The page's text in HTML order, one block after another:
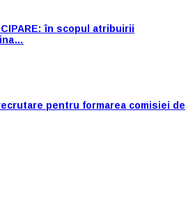
în scopul atribuirii
pentru formarea comisiei de